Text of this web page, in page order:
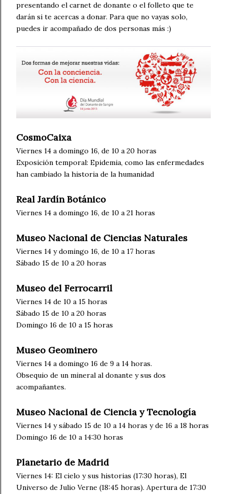
presentando el carnet de donante o el folleto que te
darán si te acercas a donar. Para que no vayas solo,
puedes ir acompañado de dos personas más :)
CosmoCaixa
Viernes 14 a domingo 16, de 10 a 20 horas
Exposición temporal: Epidemia, como las enfermedades
han cambiado la historia de la humanidad
Real Jardín Botánico
Viernes 14 a domingo 16, de 10 a 21 horas
Museo Nacional de Ciencias Naturales
Viernes 14 y domingo 16, de 10 a 17 horas
Sábado 15 de 10 a 20 horas
Museo del Ferrocarril
Viernes 14 de 10 a 15 horas
Sábado 15 de 10 a 20 horas
Domingo 16 de 10 a 15 horas
Museo Geominero
Viernes 14 a domingo 16 de 9 a 14 horas.
Obsequio de un mineral al donante y sus dos
acompañantes.
Museo Nacional de Ciencia y Tecnología
Viernes 14 y sábado 15 de 10 a 14 horas y de 16 a 18 horas
Domingo 16 de 10 a 14:30 horas
Planetario de Madrid
Viernes 14: El cielo y sus historias (17:30 horas), El
Universo de Julio Verne (18:45 horas). Apertura de 17:30